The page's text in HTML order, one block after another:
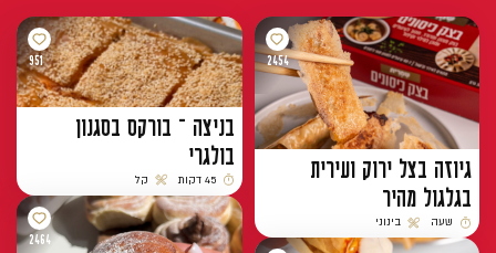
2454
גיוזה בצל ירוק ועירית
בגלגול מהיר
זמן הכנה
שעה
רמת קושי
בינוני
951
בניצה – בורקס בסגנון
בולגרי
זמן הכנה
45 דקות
רמת קושי
קל
2464